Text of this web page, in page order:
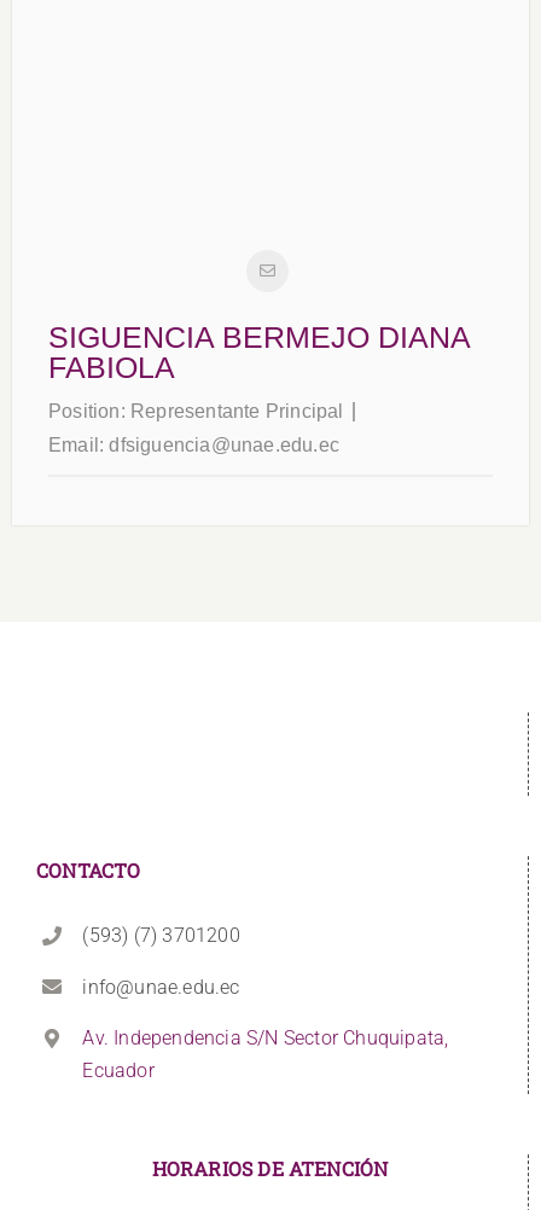
SIGUENCIA BERMEJO DIANA
FABIOLA
Position: Representante Principal
Email:dfsiguencia@unae.edu.ec
CONTACTO
(593) (7) 3701200
info@unae.edu.ec
Av. Independencia S/N Sector Chuquipata,
Ecuador
HORARIOS DE ATENCIÓN